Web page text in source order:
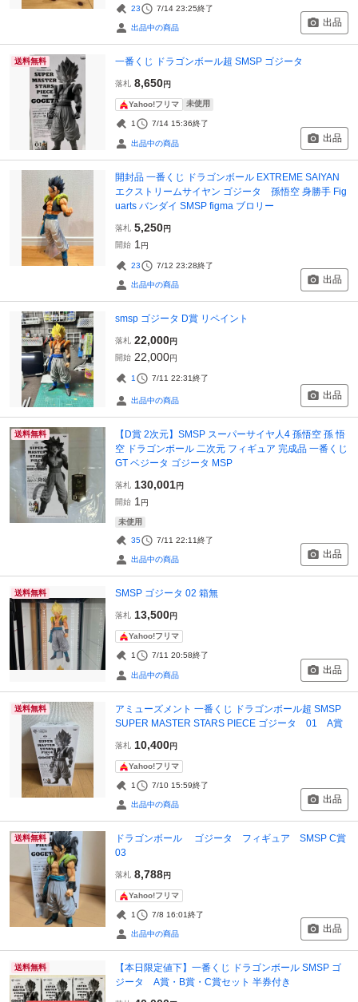
23 7/14 23:25終了
出品中の商品 出品
送料無料 一番くじ ドラゴンボール超 SMSP ゴジータ
落札 8,650円
Yahoo!フリマ 未使用
1 7/14 15:36終了
出品中の商品 出品
開封品 一番くじ ドラゴンボール EXTREME SAIYAN
エクストリームサイヤン ゴジータ 孫悟空 身勝手 Fig
uarts バンダイ SMSP figma ブロリー
落札 5,250円
開始 1 円
23 7/12 23:28終了
出品中の商品 出品
smsp ゴジータ D賞 リペイント
落札 22,000円
開始 22,000円
1 7/11 22:31終了
出品中の商品 出品
送料無料
【D賞 2次元】SMSP スーパーサイヤ人4 孫悟空 孫 悟
空 ドラゴンボール 二次元 フィギュア 完成品 一番くじ
GT ベジータ ゴジータ MSP
落札 130,001円
開始 1 円
未使用
35 7/11 22:11終了
出品中の商品 出品
送料無料 SMSP ゴジータ 02 箱無
落札 13,500円
Yahoo!フリマ
1 7/11 20:58終了
出品中の商品 出品
送料無料
アミューズメント 一番くじ ドラゴンボール超 SMSP
SUPER MASTER STARS PIECE ゴジータ 01 A賞
落札 10,400円
Yahoo!フリマ
1 7/10 15:59終了
出品中の商品 出品
送料無料
ドラゴンボール ゴジータ フィギュア SMSP C賞
03
落札 8,788円
Yahoo!フリマ
1 7/8 16:01終了
出品中の商品 出品
送料無料
【本日限定値下】一番くじ ドラゴンボール SMSP ゴ
ジータ A賞・B賞・C賞セット 半券付き